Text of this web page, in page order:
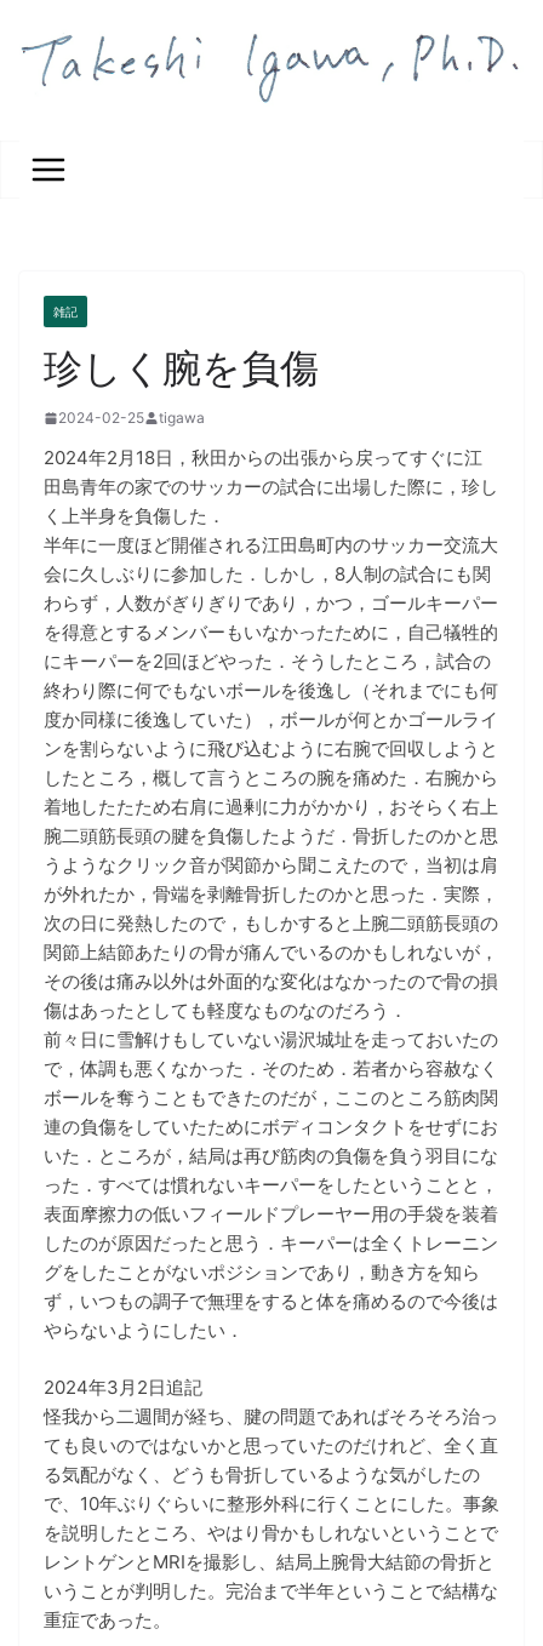
雑記
珍しく腕を負傷
2024-02-25 tigawa
2024年2月18日，秋田からの出張から戻ってすぐに江
田島青年の家でのサッカーの試合に出場した際に，珍し
く上半身を負傷した．
半年に一度ほど開催される江田島町内のサッカー交流大
会に久しぶりに参加した．しかし，8人制の試合にも関
わらず，人数がぎりぎりであり，かつ，ゴールキーパー
を得意とするメンバーもいなかったために，自己犠牲的
にキーパーを2回ほどやった．そうしたところ，試合の
終わり際に何でもないボールを後逸し（それまでにも何
度か同様に後逸していた），ボールが何とかゴールライ
ンを割らないように飛び込むように右腕で回収しようと
したところ，概して言うところの腕を痛めた．右腕から
着地したたため右肩に過剰に力がかかり，おそらく右上
腕二頭筋長頭の腱を負傷したようだ．骨折したのかと思
うようなクリック音が関節から聞こえたので，当初は肩
が外れたか，骨端を剥離骨折したのかと思った．実際，
次の日に発熱したので，もしかすると上腕二頭筋長頭の
関節上結節あたりの骨が痛んでいるのかもしれないが，
その後は痛み以外は外面的な変化はなかったので骨の損
傷はあったとしても軽度なものなのだろう．
前々日に雪解けもしていない湯沢城址を走っておいたの
で，体調も悪くなかった．そのため．若者から容赦なく
ボールを奪うこともできたのだが，ここのところ筋肉関
連の負傷をしていたためにボディコンタクトをせずにお
いた．ところが，結局は再び筋肉の負傷を負う羽目にな
った．すべては慣れないキーパーをしたということと，
表面摩擦力の低いフィールドプレーヤー用の手袋を装着
したのが原因だったと思う．キーパーは全くトレーニン
グをしたことがないポジションであり，動き方を知ら
ず，いつもの調子で無理をすると体を痛めるので今後は
やらないようにしたい．
2024年3月2日追記
怪我から二週間が経ち、腱の問題であればそろそろ治っ
ても良いのではないかと思っていたのだけれど、全く直
る気配がなく、どうも骨折しているような気がしたの
で、10年ぶりぐらいに整形外科に行くことにした。事象
を説明したところ、やはり骨かもしれないということで
レントゲンとMRIを撮影し、結局上腕骨大結節の骨折と
いうことが判明した。完治まで半年ということで結構な
重症であった。